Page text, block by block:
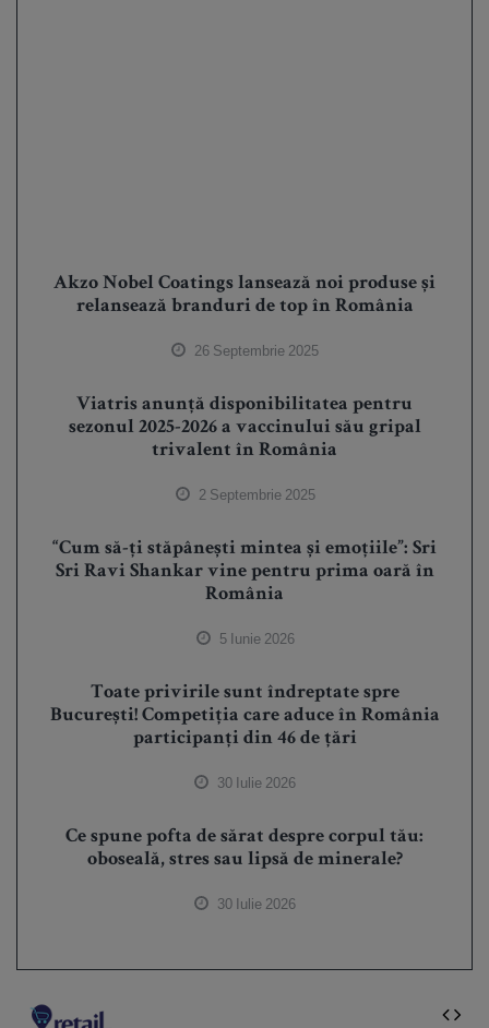
Akzo Nobel Coatings lansează noi produse și
relansează branduri de top în România
26 Septembrie 2025
Viatris anunță disponibilitatea pentru
sezonul 2025-2026 a vaccinului său gripal
trivalent în România
2 Septembrie 2025
“Cum să-ți stăpânești mintea și emoțiile”: Sri
Sri Ravi Shankar vine pentru prima oară în
România
5 Iunie 2026
Toate privirile sunt îndreptate spre
București! Competiția care aduce în România
participanți din 46 de țări
30 Iulie 2026
Ce spune pofta de sărat despre corpul tău:
oboseală, stres sau lipsă de minerale?
30 Iulie 2026